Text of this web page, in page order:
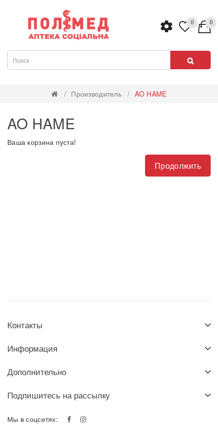
0 0
Производитель AO HAME
AO HAME
Ваша корзина пуста!
Продолжить
Контакты
Информация
Дополнительно
Подпишитесь на рассылку
Мы в соцсетях: